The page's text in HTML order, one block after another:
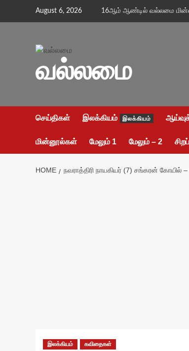
August 6, 2026 16ஆம் ஆண்டில் வல்லமை
வல்லமை
செய்திகள் இலக்கியம் இலக்கியம்
மின்னூல்கள் மேலும் 1 மேலும் – 2
HOME நவராத்திரி நாயகியர் (7) சங்கரன்
இலக்கியம் கவிதைகள்